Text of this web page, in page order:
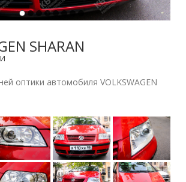
SHARAN
оптики автомобиля VOLKSWAGEN